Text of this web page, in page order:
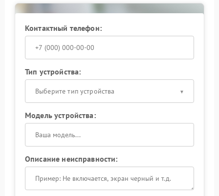
Контактный телефон:
Тип устройства:
Выберите тип устройства
Модель устройства:
Описание неисправности: